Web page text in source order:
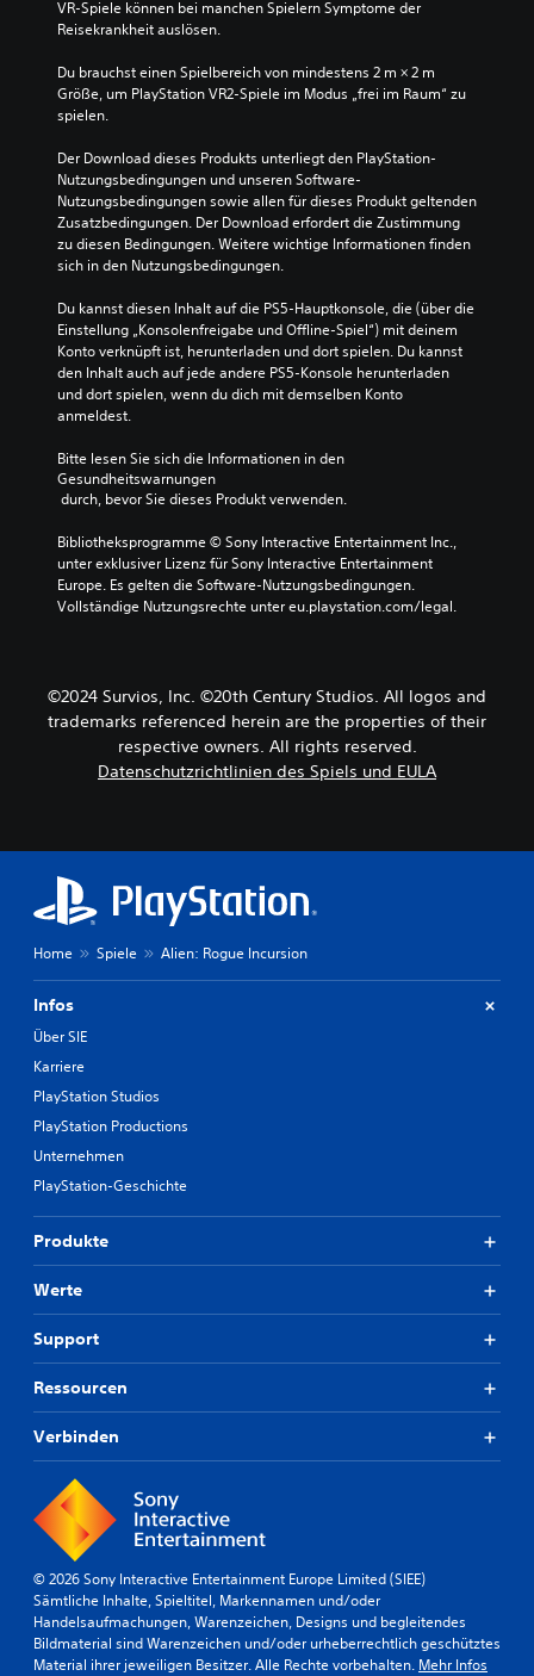
VR-Spiele können bei manchen Spielern Symptome der
Reisekrankheit auslösen.
Du brauchst einen Spielbereich von mindestens 2 m × 2 m
Größe, um PlayStation VR2-Spiele im Modus „frei im Raum“ zu
spielen.
Der Download dieses Produkts unterliegt den PlayStation-
Nutzungsbedingungen und unseren Software-
Nutzungsbedingungen sowie allen für dieses Produkt geltenden
Zusatzbedingungen. Der Download erfordert die Zustimmung
zu diesen Bedingungen. Weitere wichtige Informationen finden
sich in den Nutzungsbedingungen.
Du kannst diesen Inhalt auf die PS5-Hauptkonsole, die (über die
Einstellung „Konsolenfreigabe und Offline-Spiel“) mit deinem
Konto verknüpft ist, herunterladen und dort spielen. Du kannst
den Inhalt auch auf jede andere PS5-Konsole herunterladen
und dort spielen, wenn du dich mit demselben Konto
anmeldest.
Bitte lesen Sie sich die Informationen in den
Gesundheitswarnungen
durch, bevor Sie dieses Produkt verwenden.
Bibliotheksprogramme © Sony Interactive Entertainment Inc.,
unter exklusiver Lizenz für Sony Interactive Entertainment
Europe. Es gelten die Software-Nutzungsbedingungen.
Vollständige Nutzungsrechte unter eu.playstation.com/legal.
©2024 Survios, Inc. ©20th Century Studios. All logos and
trademarks referenced herein are the properties of their
respective owners. All rights reserved.
Datenschutzrichtlinien des Spiels und EULA
Home Spiele Alien: Rogue Incursion
Infos
Über SIE
Karriere
PlayStation Studios
PlayStation Productions
Unternehmen
PlayStation-Geschichte
Produkte
Werte
Support
Ressourcen
Verbinden
© 2026 Sony Interactive Entertainment Europe Limited (SIEE)
Sämtliche Inhalte, Spieltitel, Markennamen und/oder
Handelsaufmachungen, Warenzeichen, Designs und begleitendes
Bildmaterial sind Warenzeichen und/oder urheberrechtlich geschütztes
Material ihrer jeweiligen Besitzer. Alle Rechte vorbehalten. Mehr Infos